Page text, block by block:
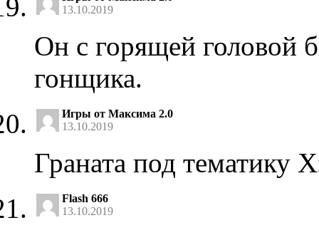
13.10.2019
Он с горящей головой
гонщика.
Игры от Максима 2.0
13.10.2019
Граната под тематику
Flash 666
13.10.2019